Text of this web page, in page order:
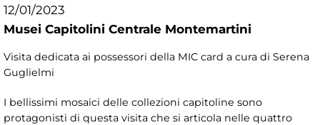
12/01/2023
Musei Capitolini Centrale Montemartini
Visita dedicata ai possessori della MIC card a cura di Serena
Guglielmi
I bellissimi mosaici delle collezioni capitoline sono
protagonisti di questa visita che si articola nelle quattro